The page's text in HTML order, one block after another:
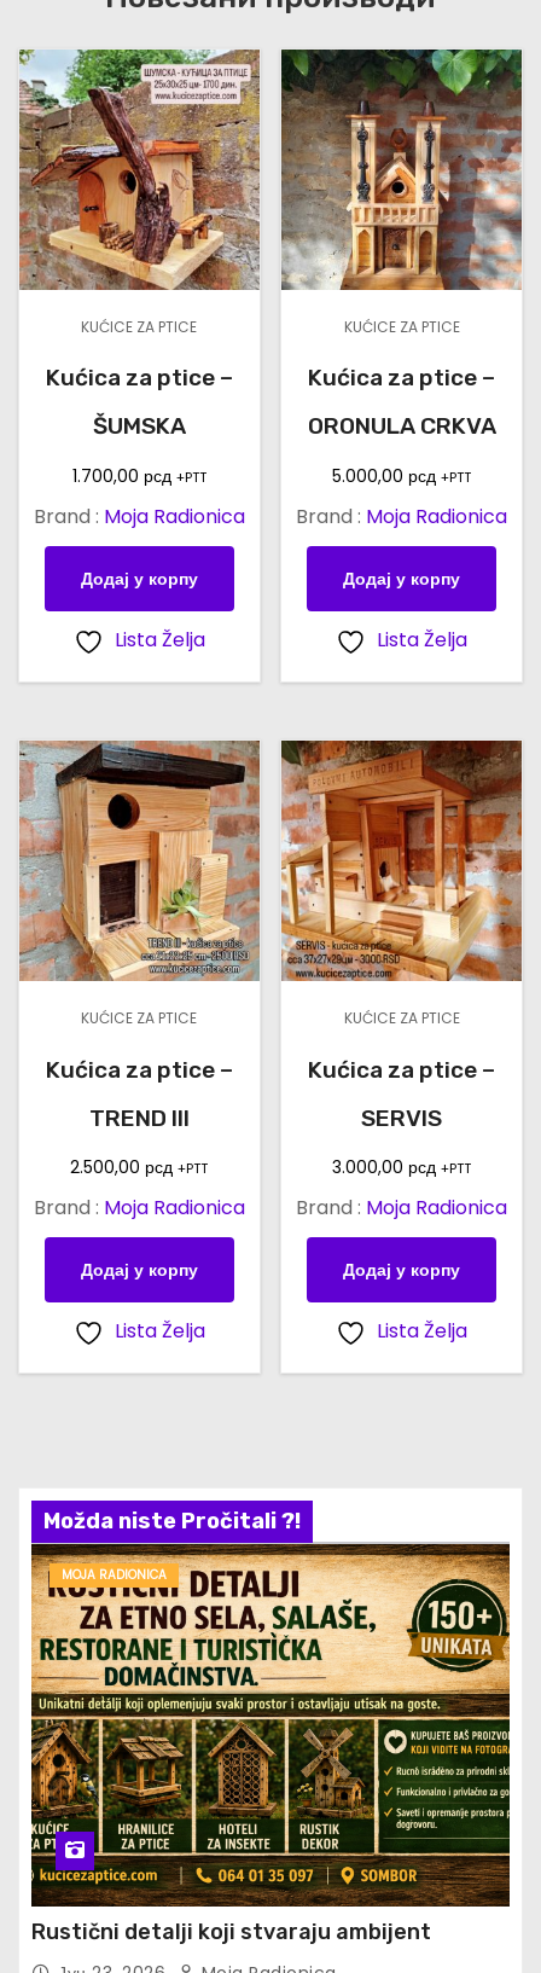
к
о
л
и
ч
и
н
KUĆICE ZA PTICE
Kućica za ptice –
ŠUMSKA
1.700,00 рсд +PTT
Brand : Moja Radionica
Додај у корпу
Lista Želja
KUĆICE ZA PTICE
Kućica za ptice –
ORONULA CRKVA
5.000,00 рсд +PTT
Brand : Moja Radionica
Додај у корпу
Lista Želja
KUĆICE ZA PTICE
Kućica za ptice –
TREND III
2.500,00 рсд +PTT
Brand : Moja Radionica
Додај у корпу
Lista Želja
KUĆICE ZA PTICE
Kućica za ptice –
SERVIS
3.000,00 рсд +PTT
Brand : Moja Radionica
Додај у корпу
Lista Želja
Možda niste Pročitali ?!
MOJA RADIONICA
Rustični detalji koji stvaraju ambijent